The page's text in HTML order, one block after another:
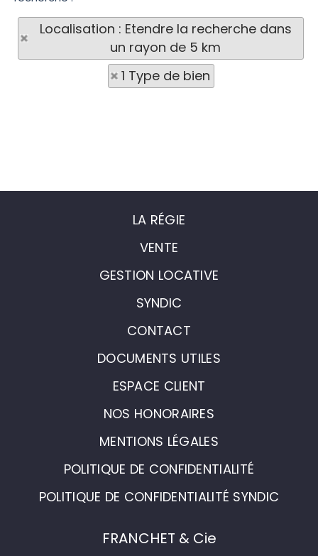
Localisation : Etendre la recherche dans
un rayon de 5 km
1 Type de bien
LA RÉGIE
VENTE
GESTION LOCATIVE
SYNDIC
CONTACT
DOCUMENTS UTILES
ESPACE CLIENT
NOS HONORAIRES
MENTIONS LÉGALES
POLITIQUE DE CONFIDENTIALITÉ
POLITIQUE DE CONFIDENTIALITÉ SYNDIC
FRANCHET & Cie